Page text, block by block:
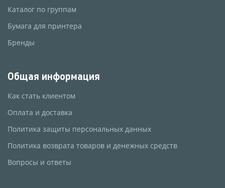
Каталог по группам
Бумага для принтера
Бренды
Общая информация
Как стать клиентом
Оплата и доставка
Политика защиты персональных данных
Политика возврата товаров и денежных средств
Вопросы и ответы